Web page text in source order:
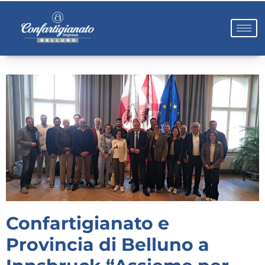
Confartigianato e
Provincia di Belluno a